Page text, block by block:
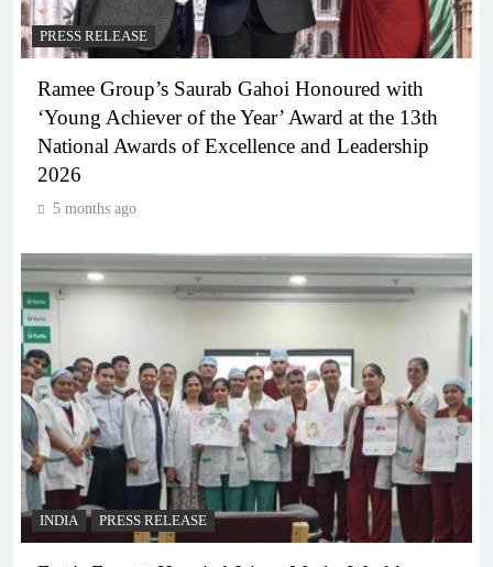
PRESS RELEASE
Ramee Group’s Saurab Gahoi Honoured with
‘Young Achiever of the Year’ Award at the 13th
National Awards of Excellence and Leadership
2026
5 months ago
INDIA PRESS RELEASE